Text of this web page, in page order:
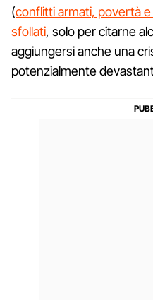
(conflitti armati, povertà
sfollati, solo per citarne
aggiungersi anche una
potenzialmente